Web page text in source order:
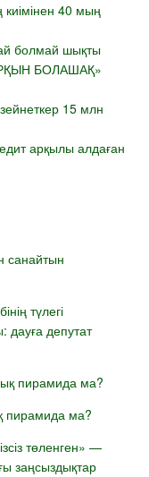
киімінен 40 мың
болмай шықты
БОЛАШАҚ»
15 млн
арқылы алдаған
санайтын
түлегі
дауға депутат
пирамида ма?
пирамида ма?
төленген» —
заңсыздықтар